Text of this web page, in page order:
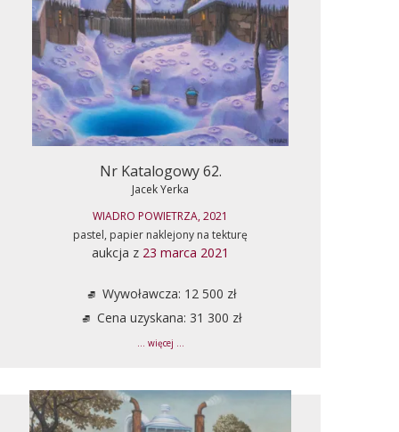
Nr Katalogowy 62.
Jacek Yerka
WIADRO POWIETRZA, 2021
pastel, papier naklejony na tekturę
aukcja z 23 marca 2021
Wywoławcza: 12 500 zł
Cena uzyskana: 31 300 zł
... więcej ...